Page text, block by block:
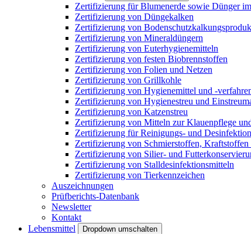
Zertifizierung für Blumenerde sowie Dünger
Zertifizierung von Düngekalken
Zertifizierung von
Zertifizierung von Mineraldüngern
Zertifizierung von Euterhygienemitteln
Zertifizierung von festen Biobrennstoffen
Zertifizierung von Folien und Netzen
Zertifizierung von Grillkohle
Zertifizierung von Hygienemittel und -
Zertifizierung von Hygienestreu und
Zertifizierung von Katzenstreu
Zertifizierung von Mitteln zur Klauenpflege
Zertifizierung für Reinigungs- und
Zertifizierung von Schmierstoffen,
Zertifizierung von Silier- und
Zertifizierung von Stalldesinfektionsmitteln
Zertifizierung von Tierkennzeichen
Auszeichnungen
Prüfberichts-Datenbank
Newsletter
Kontakt
Lebensmittel
Dropdown umschalten